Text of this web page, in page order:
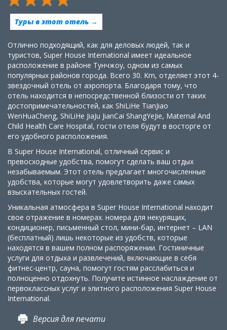
Туры в этот отель →
Отлично подходящий, как для деловых людей, так и
туристов, Super House International имеет идеальное
расположение в районе Тунчжоу, одном из самых
популярных районов города. Всего 30. Km, отделяет этот 4-
звездочный отель от аэропорта. Благодаря тому, что
отель находится в непосредственной близости от таких
достопримечательностей, как ShiLiHe TianJiao
WenHuaCheng, ShiLiHe JiaJu JianCai ShangYeJie, Maternal And
Child Health Care Hospital, гости отеля будут в восторге от
его удобного расположения.
В Super House International, отличный сервис и
превосходные удобства, помогут сделать ваш отдых
незабываемым. Этот отель предлагает многочисленные
удобства, которые могут удовлетворить даже самых
взыскательных гостей.
Уникальная атмосфера в Super House International находит
свое отражение в номерах. номера для некурящих,
кондиционер, письменный стол, мини-бар, интернет – LAN
(бесплатный) лишь некоторые из удобств, которые
находятся в вашем полном распоряжении. Гостиничные
услуги для отдыха и развлечений, включающие в себя
фитнес-центр, сауна, помогут гостям расслабиться и
полноценно отдохнуть. Получите истинное наслаждение от
первоклассных услуг и элитного расположения Super House
International.
Версия для печати